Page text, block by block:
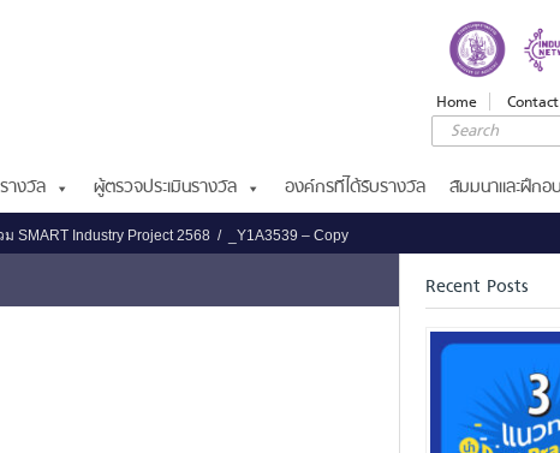
Home
างวัล ผู้ตรวจประเมินรางวัล องค์กรที่ได้รับรางวัล สัมมนาและฝึกอ
SMART Industry Project 2568 _Y1A3539 – Copy
Recent Posts